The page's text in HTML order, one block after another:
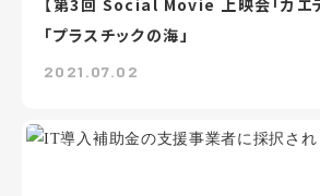
【第3回 Social Movie 上映会「カエ
「プラスチックの海」
2021.07.02